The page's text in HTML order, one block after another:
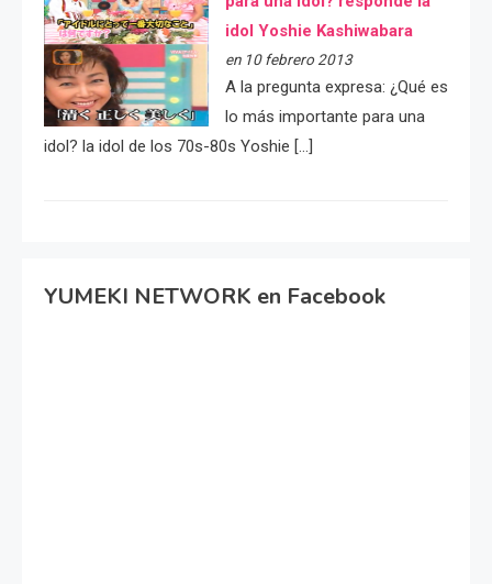
idol Yoshie Kashiwabara
en 10 febrero 2013
A la pregunta expresa: ¿Qué es
lo más importante para una
idol? la idol de los 70s-80s Yoshie […]
YUMEKI NETWORK en Facebook